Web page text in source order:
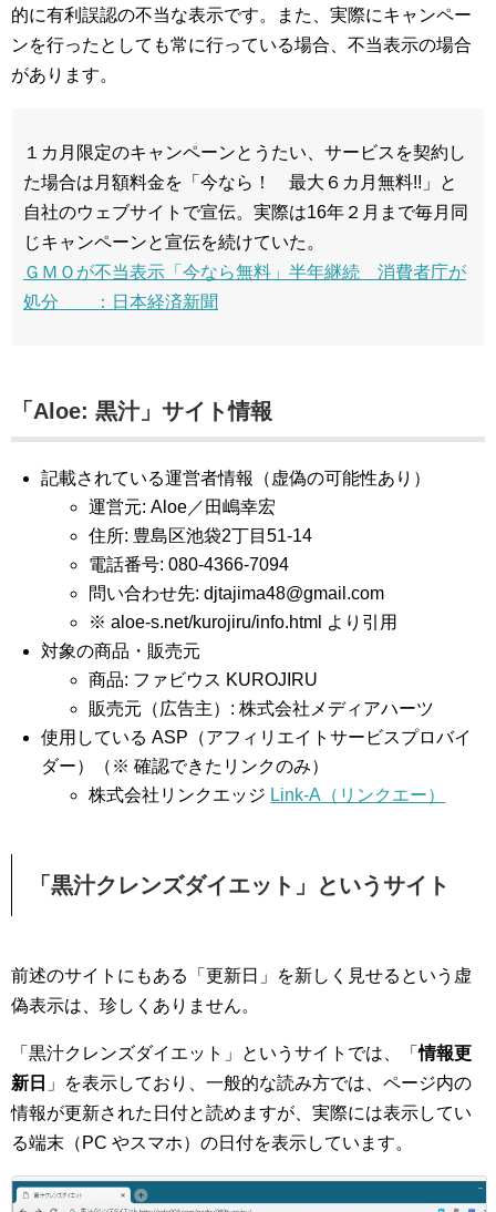
的に有利誤認の不当な表示です。また、実際にキャンペー
ンを行ったとしても常に行っている場合、不当表示の場合
があります。
１カ月限定のキャンペーンとうたい、サービスを契約し
た場合は月額料金を「今なら！ 最大６カ月無料!!」と
自社のウェブサイトで宣伝。実際は16年２月まで毎月同
じキャンペーンと宣伝を続けていた。
ＧＭＯが不当表示「今なら無料」半年継続 消費者庁が
処分 ：日本経済新聞
「Aloe: 黒汁」サイト情報
記載されている運営者情報（虚偽の可能性あり）
運営元: Aloe／田嶋幸宏
住所: 豊島区池袋2丁目51-14
電話番号: 080-4366-7094
問い合わせ先:djtajima48@gmail.com
※ aloe-s.net/kurojiru/info.html より引用
対象の商品・販売元
商品: ファビウス KUROJIRU
販売元（広告主）: 株式会社メディアハーツ
使用している ASP（アフィリエイトサービスプロバイ
ダー）（※ 確認できたリンクのみ）
株式会社リンクエッジ Link-A（リンクエー）
「黒汁クレンズダイエット」というサイト
前述のサイトにもある「更新日」を新しく見せるという虚
偽表示は、珍しくありません。
「黒汁クレンズダイエット」というサイトでは、「情報更
新日 」を表示しており、一般的な読み方では、ページ内の
情報が更新された日付と読めますが、実際には表示してい
る端末（PC やスマホ）の日付を表示しています。